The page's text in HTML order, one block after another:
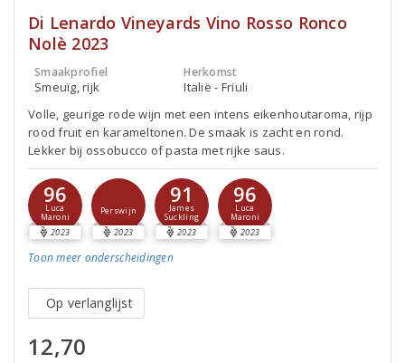
Di Lenardo Vineyards Vino Rosso Ronco
Nolè 2023
Smaakprofiel
Smeuïg, rijk
Herkomst
Italië - Friuli
Volle, geurige rode wijn met een intens eikenhoutaroma, rijp
rood fruit en karameltonen. De smaak is zacht en rond.
Lekker bij ossobucco of pasta met rijke saus.
96
Luca
Maroni
2023
Perswijn
2023
91
James
Suckling
2023
96
Luca
Maroni
2023
Toon meer onderscheidingen
Op verlanglijst
12,70